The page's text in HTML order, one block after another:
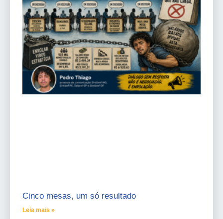
Cinco mesas, um só resultado
Leia mais »